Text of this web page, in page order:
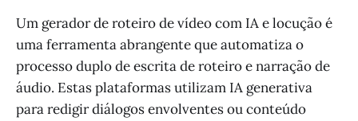
Um gerador de roteiro de vídeo com IA e locução é
uma ferramenta abrangente que automatiza o
processo duplo de escrita de roteiro e narração de
áudio. Estas plataformas utilizam IA generativa
para redigir diálogos envolventes ou conteúdo